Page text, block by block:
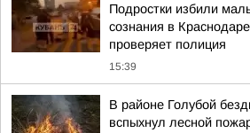
Подростки избили
сознания в
проверяет полиция
15:39
В районе Голубой
вспыхнул лесной